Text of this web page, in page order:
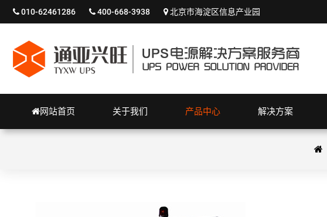
010-62461286 400-668-3938 北京市海淀区信息产业园
网站首页 关于我们 产品中心 解决方案